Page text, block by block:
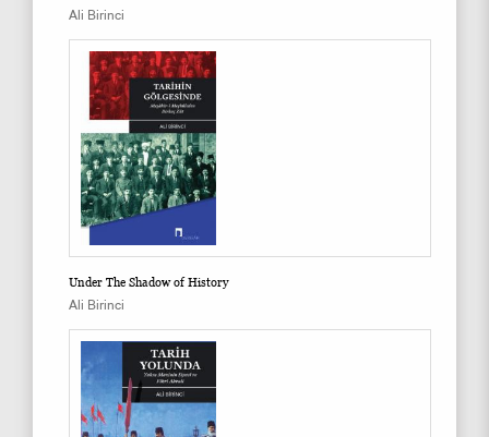
Ali Birinci
Under The Shadow of History
Ali Birinci